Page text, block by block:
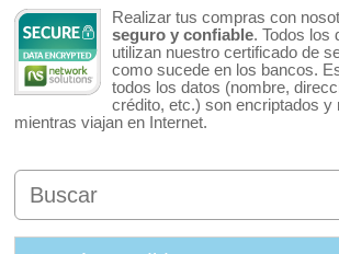
Realizar tus compras con
seguro y confiable. Todos los
utilizan nuestro certificado de
como sucede en los bancos.
todos los datos (nombre,
crédito, etc.) son encriptados y
mientras viajan en Internet.